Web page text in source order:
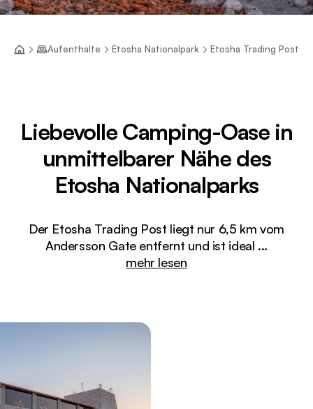
Aufenthalte Etosha Nationalpark Etosha Trading Post
Liebevolle Camping-Oase in
unmittelbarer Nähe des
Etosha Nationalparks
Der Etosha Trading Post liegt nur 6,5 km vom
Andersson Gate entfernt und ist ideal ...
mehr lesen